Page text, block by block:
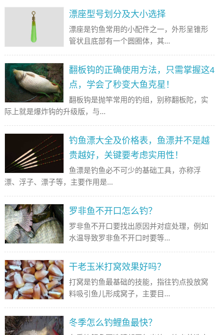
漂座型号划分及大小选择
漂座是钓鱼常用的小配件之一，外形呈锥形
管状且底部有一个圆圈体，其...
翻板钩的正确使用方法，只需掌握这4
点，学会了秒变大鱼克星！
翻板钩是抛竿常用的钓组，别称翻板陀，实
际上就是爆炸钩的升级版，与...
钓鱼漂大全及价格表，鱼漂并不是越
贵越好，关键要考虑实用性！
鱼漂是钓鱼必不可少的基础工具，亦称浮
漂、浮子、漂子等，主要作用是...
罗非鱼不开口怎么钓？
罗非鱼不开口要找出原因并对症处理，例如
水温导致罗非鱼不开口时要等...
干老玉米打窝效果好吗？
打窝是钓鱼最基础的技能，指往钓点投放窝
料吸引鱼儿形成窝子，主要目...
冬季怎么钓鲤鱼最快？